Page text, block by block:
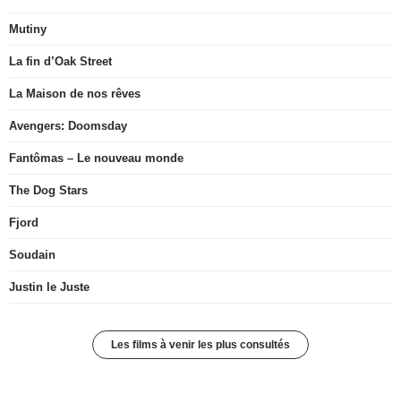
Mutiny
La fin d’Oak Street
La Maison de nos rêves
Avengers: Doomsday
Fantômas – Le nouveau monde
The Dog Stars
Fjord
Soudain
Justin le Juste
Les films à venir les plus consultés